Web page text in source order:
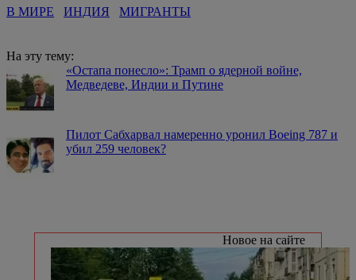
В МИРЕ ИНДИЯ МИГРАНТЫ
На эту тему:
«Остапа понесло»: Трамп о ядерной войне,
Медведеве, Индии и Путине
Пилот Сабхарвал намеренно уронил Boeing 787 и
убил 259 человек?
Новое на сайте